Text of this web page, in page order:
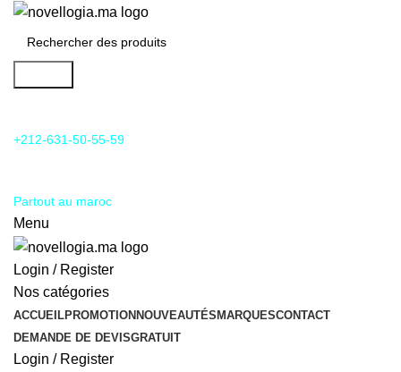
+212-631-50-55-59
Partout au maroc
Menu
Login / Register
Nos catégories
ACCUEILPROMOTIONNOUVEAUTÉSMARQUESCONTACT
DEMANDE DE DEVISGRATUIT
Login / Register